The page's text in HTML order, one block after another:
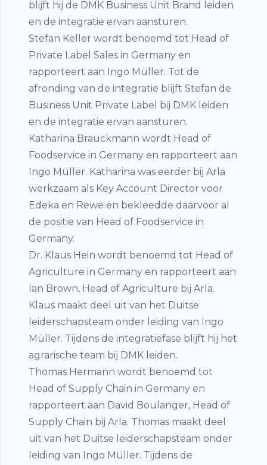
blijft hij de DMK Business Unit Brand leiden
en de integratie ervan aansturen.
Stefan Keller wordt benoemd tot Head of
Private Label Sales in Germany en
rapporteert aan Ingo Müller. Tot de
afronding van de integratie blijft Stefan de
Business Unit Private Label bij DMK leiden
en de integratie ervan aansturen.
Katharina Brauckmann wordt Head of
Foodservice in Germany en rapporteert aan
Ingo Müller. Katharina was eerder bij Arla
werkzaam als Key Account Director voor
Edeka en Rewe en bekleedde daarvoor al
de positie van Head of Foodservice in
Germany.
Dr. Klaus Hein wordt benoemd tot Head of
Agriculture in Germany en rapporteert aan
Ian Brown, Head of Agriculture bij Arla.
Klaus maakt deel uit van het Duitse
leiderschapsteam onder leiding van Ingo
Müller. Tijdens de integratiefase blijft hij het
agrarische team bij DMK leiden.
Thomas Hermann wordt benoemd tot
Head of Supply Chain in Germany en
rapporteert aan David Boulanger, Head of
Supply Chain bij Arla. Thomas maakt deel
uit van het Duitse leiderschapsteam onder
leiding van Ingo Müller. Tijdens de